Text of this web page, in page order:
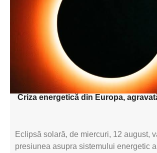
textul pentru
subtitluAdaugă
textul pentru
subtitluAdaugă
textul pentru subti
Criza energetică din Europa,
Eclipsă solară, de miercuri, 12 august,
presiunea asupra sistemului energetic